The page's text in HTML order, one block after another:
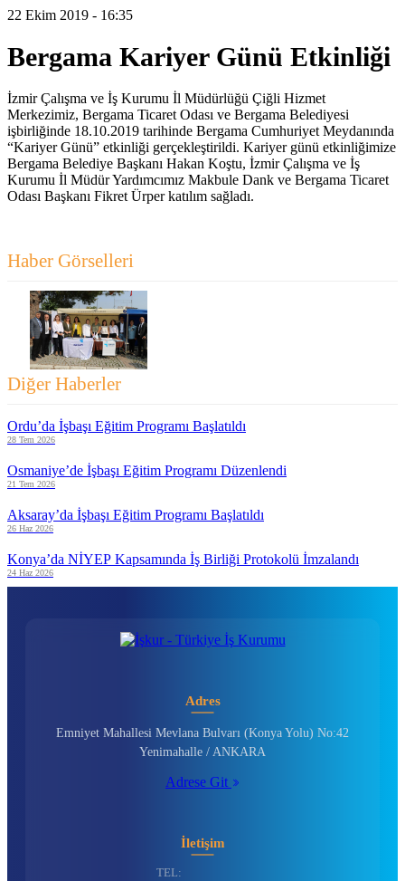
22 Ekim 2019 - 16:35
Bergama Kariyer Günü Etkinliği
İzmir Çalışma ve İş Kurumu İl Müdürlüğü Çiğli Hizmet
Merkezimiz, Bergama Ticaret Odası ve Bergama Belediyesi
işbirliğinde 18.10.2019 tarihinde Bergama Cumhuriyet Meydanında
“Kariyer Günü” etkinliği gerçekleştirildi. Kariyer günü etkinliğimize
Bergama Belediye Başkanı Hakan Koştu, İzmir Çalışma ve İş
Kurumu İl Müdür Yardımcımız Makbule Dank ve Bergama Ticaret
Odası Başkanı Fikret Ürper katılım sağladı.
Haber Görselleri
Diğer Haberler
Ordu’da İşbaşı Eğitim Programı Başlatıldı
28 Tem 2026
Osmaniye’de İşbaşı Eğitim Programı Düzenlendi
21 Tem 2026
Aksaray’da İşbaşı Eğitim Programı Başlatıldı
26 Haz 2026
Konya’da NİYEP Kapsamında İş Birliği Protokolü İmzalandı
24 Haz 2026
Adres
Emniyet Mahallesi Mevlana Bulvarı (Konya Yolu) No:42
Yenimahalle / ANKARA
Adrese Git
İletişim
TEL: